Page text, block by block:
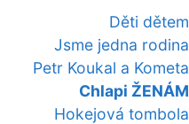
Děti dětem
Jsme jedna rodina
Petr Koukal a Kometa
Chlapi ŽENÁM
Hokejová tombola